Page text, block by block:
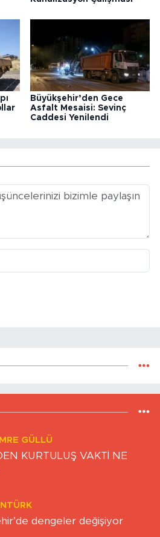
Büyükşehir’den Gece
Asfalt Mesaisi: Sevinç
Caddesi Yenilendi
GÜLLÜ
KURTULUŞ VAKTİ NE
dengeler değişiyor